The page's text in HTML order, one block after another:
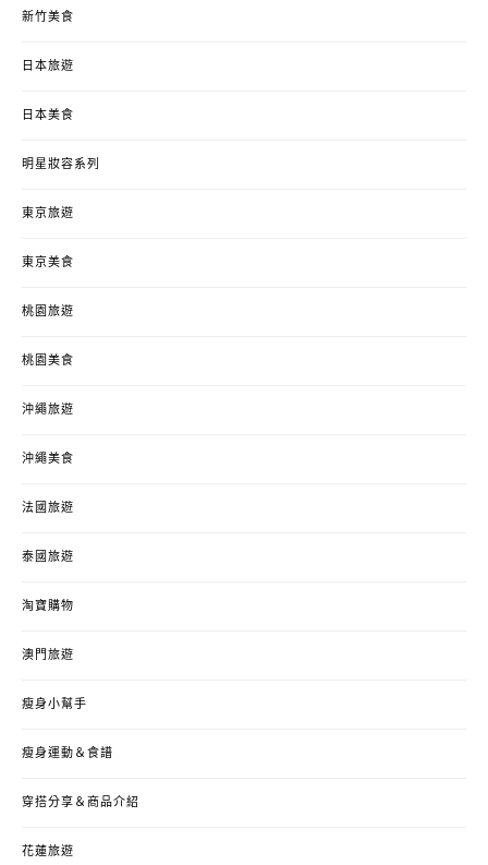
新竹美食
日本旅遊
日本美食
明星妝容系列
東京旅遊
東京美食
桃園旅遊
桃園美食
沖繩旅遊
沖繩美食
法國旅遊
泰國旅遊
淘寶購物
澳門旅遊
瘦身小幫手
瘦身運動＆食譜
穿搭分享＆商品介紹
花蓮旅遊